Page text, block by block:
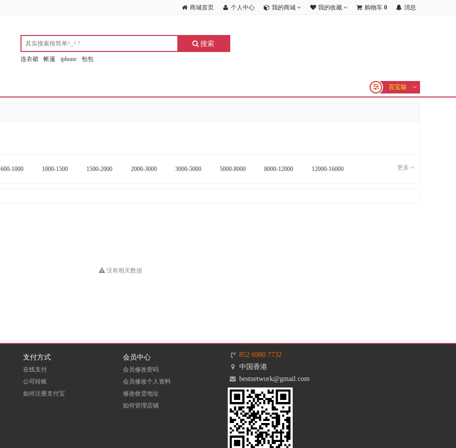
商城首页 个人中心 我的商城 我的收藏 购物车 0 消息
搜索
连衣裙 帐篷 iphone 包包
百宝箱
600-1000 1000-1500 1500-2000 2000-3000 3000-5000 5000-8000 8000-12000 12000-16000 更多
没有相关数据
支付方式
在线支付
公司转账
如何注册支付宝
会员中心
会员修改密码
会员修改个人资料
修改收货地址
如何管理店铺
852 6980 7732
中国香港
bestnetwork@gmail.com